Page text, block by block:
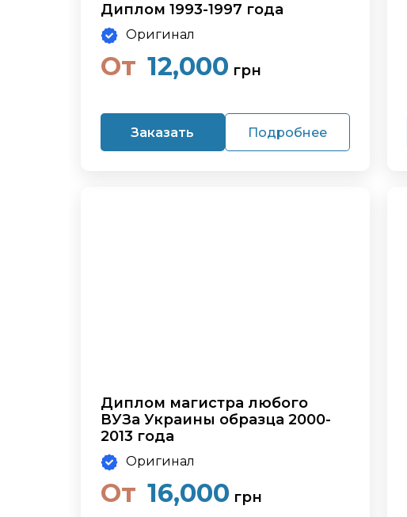
Диплом 1993-1997 года
Оригинал
От 12,000 грн
Заказать Подробнее
Диплом магистра любого
ВУЗа Украины образца 2000-
2013 года
Оригинал
От 16,000 грн